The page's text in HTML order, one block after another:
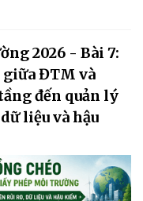
2026 - Bài 7:
giữa ĐTM và
đến quản lý
liệu và hậu